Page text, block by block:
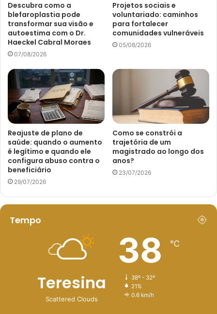
Descubra como a
blefaroplastia pode
transformar sua visão e
autoestima com o Dr.
Haeckel Cabral Moraes
07/08/2026
Projetos sociais e
voluntariado: caminhos
para fortalecer
comunidades vulneráveis
05/08/2026
Reajuste de plano de
saúde: quando o aumento
é legítimo e quando ele
configura abuso contra o
beneficiário
29/07/2026
Como se constrói a
trajetória de um
magistrado ao longo dos
anos?
23/07/2026
Tempo
Teresina
Scattered Clouds
38 ℃
38º - 32º
21%
0.6 km/h